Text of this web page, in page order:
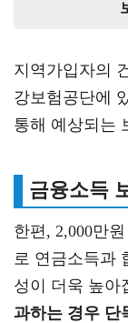
지역가입자의
강보험공단에
통해 예상되는
금융소득
한편, 2,000만
로 연금소득과
성이 더욱 높아
과하는 경우 단